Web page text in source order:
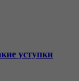
уступки